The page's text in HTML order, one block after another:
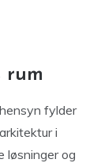
fylder
i
løsninger og